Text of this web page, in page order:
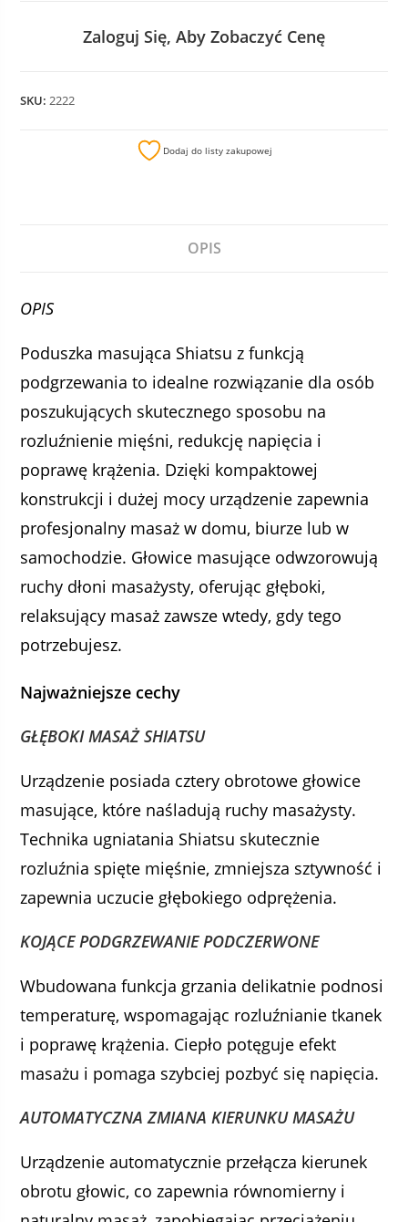
Zaloguj Się, Aby Zobaczyć Cenę
SKU:2222
Dodaj do listy zakupowej
OPIS
OPIS
Poduszka masująca Shiatsu z funkcją
podgrzewania to idealne rozwiązanie dla osób
poszukujących skutecznego sposobu na
rozluźnienie mięśni, redukcję napięcia i
poprawę krążenia. Dzięki kompaktowej
konstrukcji i dużej mocy urządzenie zapewnia
profesjonalny masaż w domu, biurze lub w
samochodzie. Głowice masujące odwzorowują
ruchy dłoni masażysty, oferując głęboki,
relaksujący masaż zawsze wtedy, gdy tego
potrzebujesz.
Najważniejsze cechy
GŁĘBOKI MASAŻ SHIATSU
Urządzenie posiada cztery obrotowe głowice
masujące, które naśladują ruchy masażysty.
Technika ugniatania Shiatsu skutecznie
rozluźnia spięte mięśnie, zmniejsza sztywność i
zapewnia uczucie głębokiego odprężenia.
KOJĄCE PODGRZEWANIE PODCZERWONE
Wbudowana funkcja grzania delikatnie podnosi
temperaturę, wspomagając rozluźnianie tkanek
i poprawę krążenia. Ciepło potęguje efekt
masażu i pomaga szybciej pozbyć się napięcia.
AUTOMATYCZNA ZMIANA KIERUNKU MASAŻU
Urządzenie automatycznie przełącza kierunek
obrotu głowic, co zapewnia równomierny i